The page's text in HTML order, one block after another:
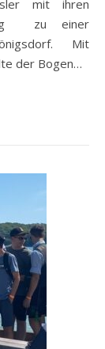
mit ihren
zu einer
Mit
der Bogen…